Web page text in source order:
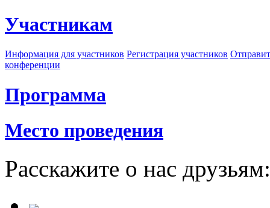
Участникам
Информация для участников Регистрация участников
конференции
Программа
Место проведения
Расскажите о нас друзьям: